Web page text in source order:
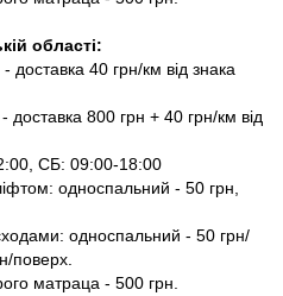
області:
доставка 40 грн/км від знака
800 грн + 40 грн/км від
СБ: 09:00-18:00
односпальний - 50 грн,
односпальний - 50 грн/
поверх.
матраца - 500 грн.